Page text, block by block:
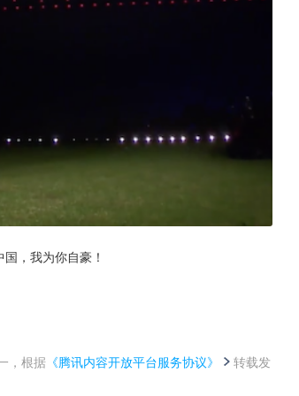
，我为你自豪！
，根据 《腾讯内容开放平台服务协议》
转载发